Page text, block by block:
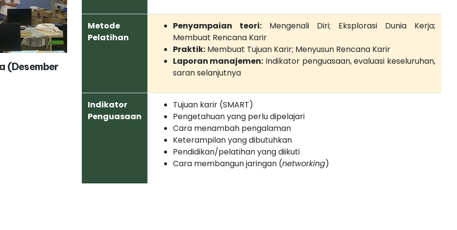
(Desember
Metode
Pelatihan
Penyampaian teori:Mengenali Diri; Eksplorasi Dunia Kerja;
Membuat Rencana Karir
Praktik:Membuat Tujuan Karir; Menyusun Rencana Karir
Laporan manajemen: Indikator penguasaan, evaluasi keseluruhan,
saran selanjutnya
Indikator
Penguasaan
Tujuan karir (SMART)
Pengetahuan yang perlu dipelajari
Cara menambah pengalaman
Keterampilan yang dibutuhkan
Pendidikan/pelatihan yang diikuti
Cara membangun jaringan (networking)